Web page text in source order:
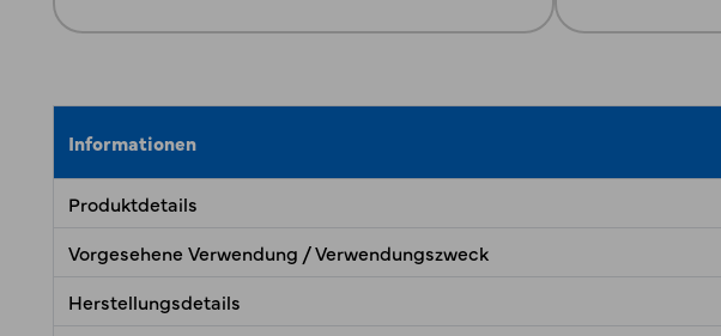
Informationen
Produktdetails
Vorgesehene Verwendung / Verwendungszweck
Herstellungsdetails